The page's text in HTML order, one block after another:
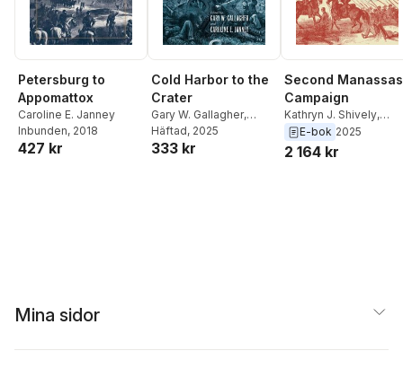
Petersburg to
Appomattox
Caroline E. Janney
Inbunden, 2018
427 kr
Cold Harbor to the
Crater
Gary W. Gallagher,
Caroline E. Janney
Häftad, 2025
333 kr
Second Manassas
Campaign
Kathryn J. Shively,
Caroline E. Janney
E-bok 2025
2 164 kr
Mina sidor